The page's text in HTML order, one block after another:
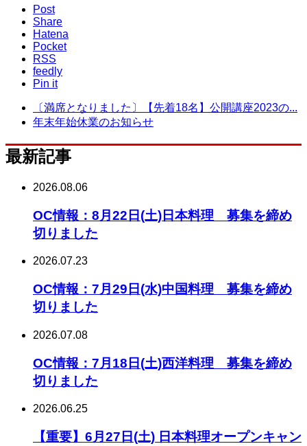
Post
Share
Hatena
Pocket
RSS
feedly
Pin it
〔満席となりました〕【先着18名】公開講座2023の...
年末年始休業のお知らせ
最新記事
2026.08.06
OC情報：8月22日(土)日本料理 募集を締め
切りました
2026.07.23
OC情報：7月29日(水)中国料理 募集を締め
切りました
2026.07.08
OC情報：7月18日(土)西洋料理 募集を締め
切りました
2026.06.25
【重要】6月27日(土) 日本料理オープンキャン